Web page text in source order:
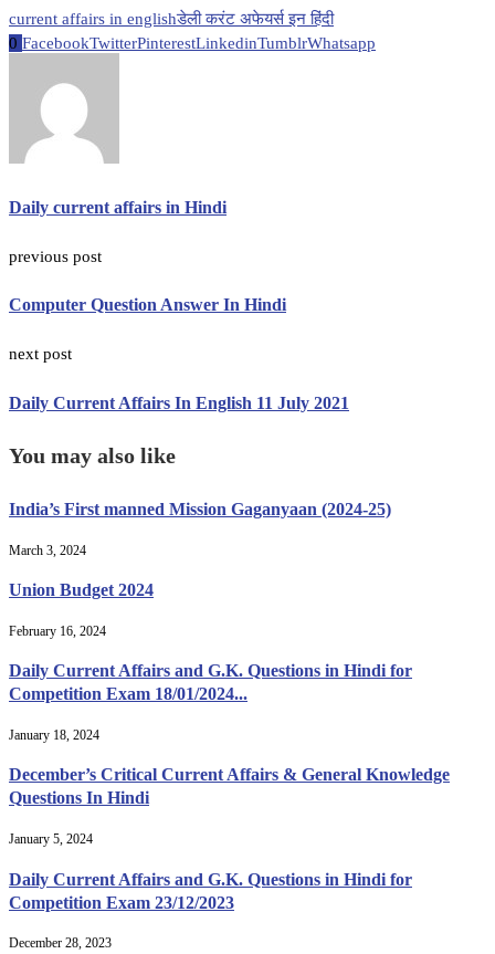
current affairs in englishडेली करंट अफेयर्स इन हिंदी
0 FacebookTwitterPinterestLinkedinTumblrWhatsapp
Daily current affairs in Hindi
previous post
Computer Question Answer In Hindi
next post
Daily Current Affairs In English 11 July 2021
You may also like
India’s First manned Mission Gaganyaan (2024-25)
March 3, 2024
Union Budget 2024
February 16, 2024
Daily Current Affairs and G.K. Questions in Hindi for
Competition Exam 18/01/2024...
January 18, 2024
December’s Critical Current Affairs & General Knowledge
Questions In Hindi
January 5, 2024
Daily Current Affairs and G.K. Questions in Hindi for
Competition Exam 23/12/2023
December 28, 2023